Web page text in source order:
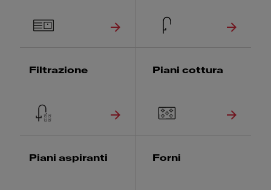
Filtrazione Piani cottura
Piani aspiranti Forni